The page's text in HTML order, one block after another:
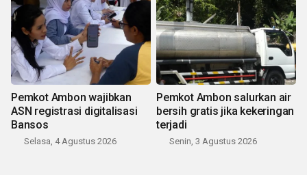
Pemkot Ambon wajibkan
ASN registrasi digitalisasi
Bansos
Selasa, 4 Agustus 2026
Pemkot Ambon salurkan air
bersih gratis jika kekeringan
terjadi
Senin, 3 Agustus 2026